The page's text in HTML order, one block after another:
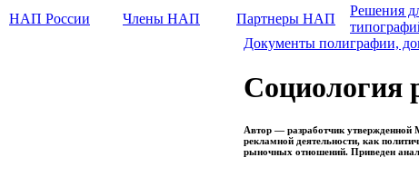
НАП России Члены НАП Партнеры НАП
Решения
Документы полиграфии,
Социология
Автор — разработчик утвержденной
рекламной деятельности, как
рыночных отношений. Приведен